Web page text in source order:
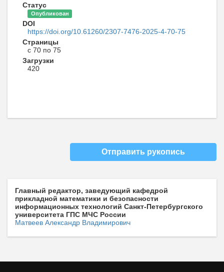
Статус
Опубликован
DOI
https://doi.org/10.61260/2307-7476-2025-4-70-75
Страницы
с 70 по 75
Загрузки
420
Отправить рукопись
Главный редактор, заведующий кафедрой
прикладной математики и безопасности
информационных технологий Санкт-Петербургского
университета ГПС МЧС России
Матвеев Александр Владимирович